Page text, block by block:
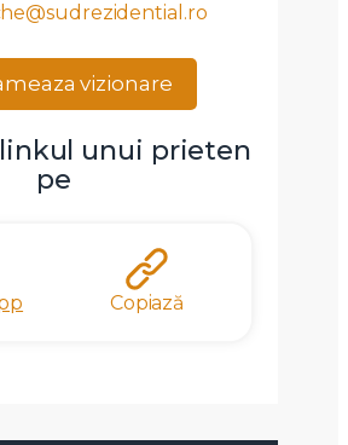
vizionare
unui prieten
pe
Copiază